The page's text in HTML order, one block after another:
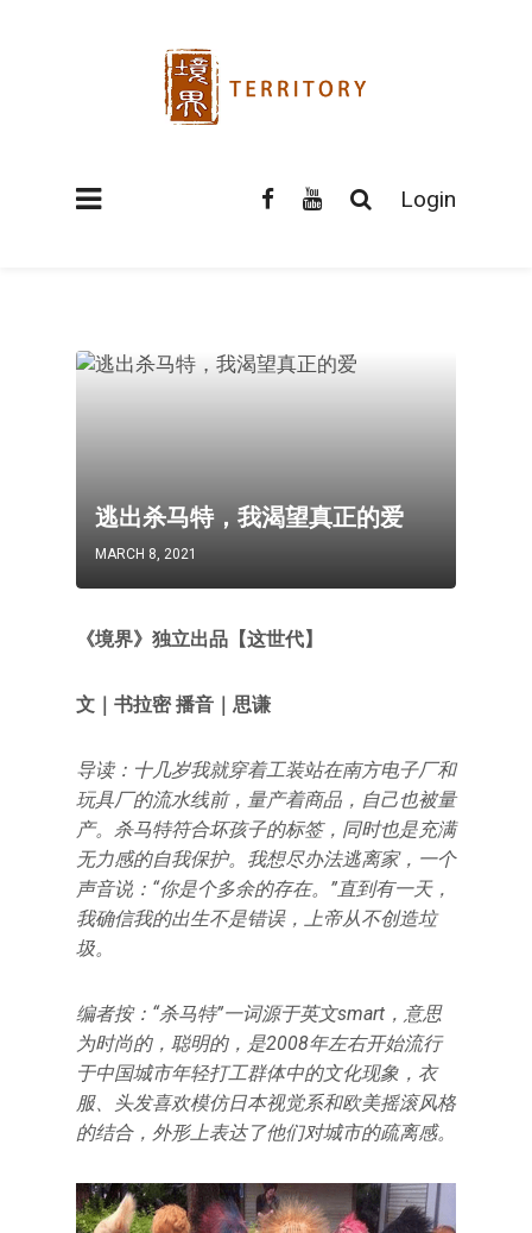
Login
逃出杀马特，我渴望真正的爱
MARCH 8, 2021
《境界》独立出品【这世代】
文｜书拉密 播音｜思谦
导读：十几岁我就穿着工装站在南方电子厂和
玩具厂的流水线前，量产着商品，自己也被量
产。杀马特符合坏孩子的标签，同时也是充满
无力感的自我保护。我想尽办法逃离家，一个
声音说：“你是个多余的存在。”直到有一天，
我确信我的出生不是错误，上帝从不创造垃
圾。
编者按：“杀马特”一词源于英文smart，意思
为时尚的，聪明的，是2008年左右开始流行
于中国城市年轻打工群体中的文化现象，衣
服、头发喜欢模仿日本视觉系和欧美摇滚风格
的结合，外形上表达了他们对城市的疏离感。